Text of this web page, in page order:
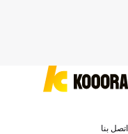
اتصل بنا